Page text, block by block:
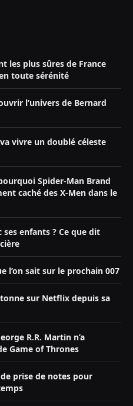
les plus sûres de France
toute sérénité
l’univers de Bernard
vivre un doublé céleste
Spider-Man Brand
caché des X-Men dans le
ses enfants ? Ce que dit
l’on sait sur le prochain 007
sur Netflix depuis sa
R.R. Martin n’a
Game of Thrones
prise de notes pour